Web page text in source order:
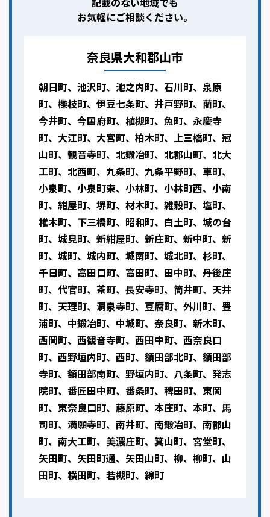
お気軽にご相談ください。
奈良県大和郡山市
朝日町、池沢町、池之内町、石川町、泉原
町、櫟枝町、伊豆七条町、井戸野町、藺町、
今井町、今国府町、植槻町、魚町、永慶寺
町、大江町、大宮町、柏木町、上三橋町、冠
山町、観音寺町、北鍛冶町、北郡山町、北大
工町、北西町、九条町、九条平野町、車町、
小泉町、小泉町東、小林町、小林町西、小南
町、紺屋町、堺町、材木町、雑穀町、塩町、
椎木町、下三橋町、昭和町、白土町、城の台
町、城見町、新紺屋町、新庄町、新中町、新
町、城町、城内町、城南町、城北町、杉町、
千日町、高田口町、高田町、田中町、丹後庄
町、代官町、茶町、長安寺町、筒井町、天井
町、天理町、洞泉寺町、豆腐町、外川町、豊
浦町、中鍛冶町、中城町、奈良町、新木町、
西岡町、西観音寺町、西田中町、西奈良口
町、西野垣内町、西町、額田部北町、額田部
寺町、額田部南町、野垣内町、八条町、発志
院町、番匠田中町、番条町、稗田町、東岡
町、東奈良口町、藤原町、本庄町、本町、馬
司町、満願寺町、南井町、南鍛冶町、南郡山
町、南大工町、美濃庄町、箕山町、宮堂町、
矢田町、矢田町通、矢田山町、柳、柳町、山
田町、横田町、若槻町、綿町